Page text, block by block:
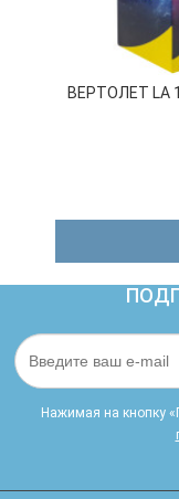
ВЕРТОЛЕТ
Нажимая на кнопку